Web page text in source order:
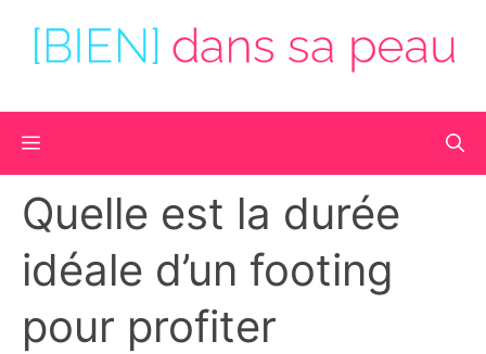
Menu
Quelle est la durée
idéale d’un footing
pour profiter